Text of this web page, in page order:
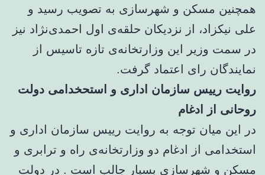
همچنین مسکن و شهرسازی به تصویب رسید و
علی نیکزاد، از نزدیکان حلقه‌ی اول احمدی‌نژاد نیز
در سمت وزیر این وزارتخانه‌ی تازه تاسیس از
نمایندگان رای اعتماد گرفت.
روایت رییس سازمان اداری و استحخدامی دولت
روحانی از ادغام
در این میان توجه به روایت رییس سازمان اداری و
استخدامی از ادغام دو وزارتخانه‌ی راه و ترابری و
مسکن و شهرسازی بسیار جالب است . در دولت